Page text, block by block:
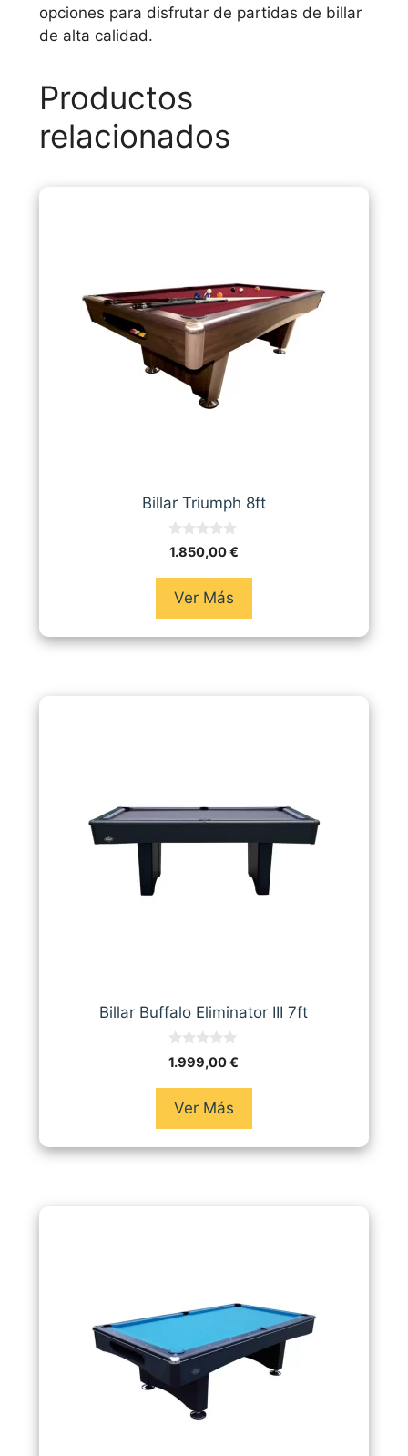
opciones para disfrutar de partidas de billar
de alta calidad.
Productos
relacionados
Billar Triumph 8ft
0
d
1.850,00€
Ver Más
Billar Buffalo Eliminator III 7ft
0
d
1.999,00€
Ver Más